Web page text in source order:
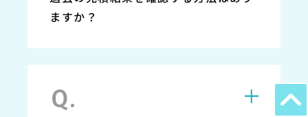
ますか？